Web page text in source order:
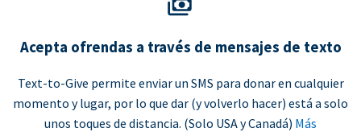
Acepta ofrendas a través de mensajes de texto
Text-to-Give permite enviar un SMS para donar en cualquier
momento y lugar, por lo que dar (y volverlo hacer) está a solo
unos toques de distancia. (Solo USA y Canadá) Más